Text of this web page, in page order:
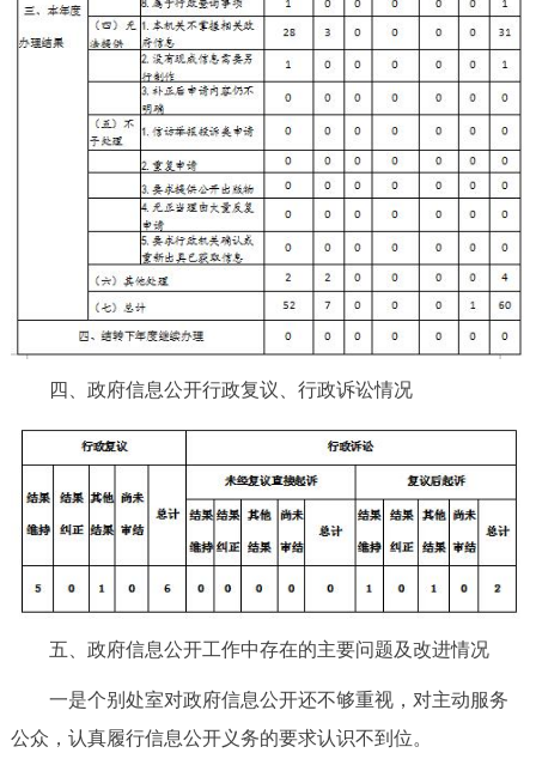
四、政府信息公开行政复议、行政诉讼情况
五、政府信息公开工作中存在的主要问题及改进情况
一是个别处室对政府信息公开还不够重视，对主动服务
公众，认真履行信息公开义务的要求认识不到位。